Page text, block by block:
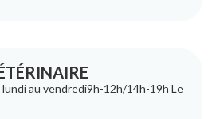
lundi au vendredi9h-12h/14h-19h Le